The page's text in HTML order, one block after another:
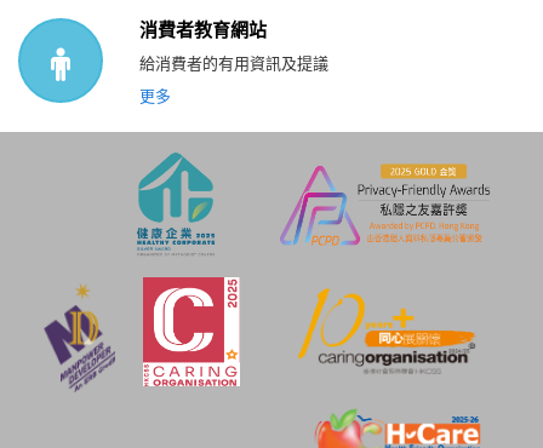
消費者教育網站
給消費者的有用資訊及提議
更多